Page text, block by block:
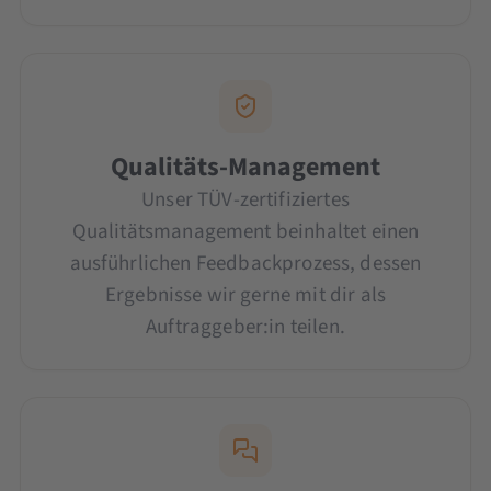
Qualitäts-Management
Unser TÜV-zertifiziertes
Qualitätsmanagement beinhaltet einen
ausführlichen Feedbackprozess, dessen
Ergebnisse wir gerne mit dir als
Auftraggeber:in teilen.